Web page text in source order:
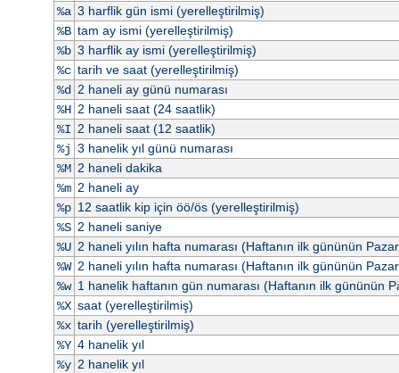
%a 3 harflik gün ismi (yerelleştirilmiş)
%B tam ay ismi (yerelleştirilmiş)
%b 3 harflik ay ismi (yerelleştirilmiş)
%c tarih ve saat (yerelleştirilmiş)
%d
2 haneli ay günü numarası
%H 2 haneli saat (24 saatlik)
%I 2 haneli saat (12 saatlik)
%j 3 hanelik yıl günü numarası
%M 2 haneli dakika
%m 2 haneli ay
%p 12 saatlik kip için öö/ös (yerelleştirilmiş)
%S 2 haneli saniye
%U 2 haneli yılın hafta numarası (Haftanın ilk gününün
%W 2 haneli yılın hafta numarası (Haftanın ilk gününün
%w 1 hanelik haftanın gün numarası (Haftanın ilk gününün
%X saat (yerelleştirilmiş)
%x tarih (yerelleştirilmiş)
%Y 4 hanelik yıl
%y 2 hanelik yıl